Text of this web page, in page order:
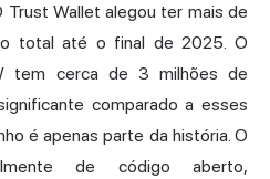
Trust Wallet alegou ter mais de
total até o final de 2025. O
tem cerca de 3 milhões de
comparado a esses
é apenas parte da história. O
de código aberto,